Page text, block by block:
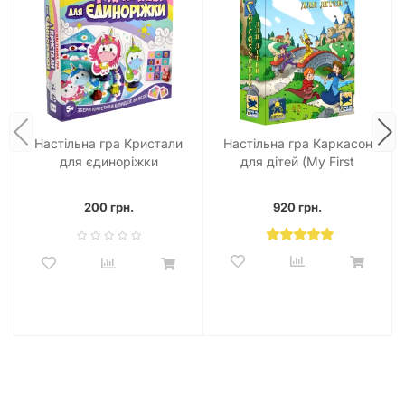
години захопливих пригод!
Уявіть собі посмішки на обличчях ваших дітей, коли вони
вперше відкриють коробку з «Долиною Єдинорогів» та
побачать усі ці яскраві компоненти. Кожна фігурка
єдинорога, кожен блискучий кристал, кожна картка – це
маленький витвір мистецтва, створений для того, щоб
перетворити звичайний ігровий процес на справжнє свято.
Ми розуміємо, наскільки важливо для батьків обирати
потреб молодших гравців: вона не тільки безпечна, але й
максимально сприяє їхньому розвитку. Від простих
час взаємодії з іншими гравцями – ця гра є комплексним
Настільна гра Кристали
для єдиноріжки
200 грн.
Настільна гра Каркасон
для дітей (My First
920 грн.